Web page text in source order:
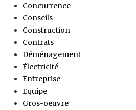
Concurrence
Conseils
Construction
Contrats
Déménagement
Électricité
Entreprise
Equipe
Gros-oeuvre